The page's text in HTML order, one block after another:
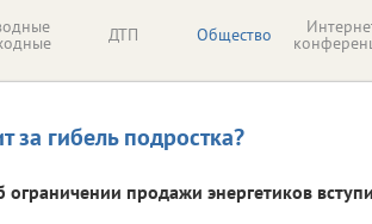
ДТП Общество
за гибель подростка?
ограничении продажи энергетиков